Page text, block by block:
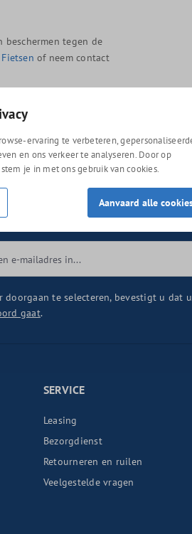
beschermen tegen de
of neem contact
doorgaan te selecteren, bevestigt u dat
gaat.
SERVICE
Leasing
Bezorgdienst
Retourneren en ruilen
Veelgestelde vragen
ervaring te verbeteren,
en ons verkeer te analyseren. Door op
je in met ons gebruik van cookies.
Aanvaard alle